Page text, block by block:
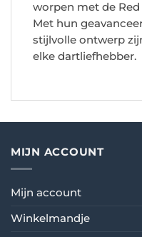
worpen met de
Met hun
stijlvolle ontwerp
elke dartliefhebber.
MIJN ACCOUNT
Mijn account
Winkelmandje